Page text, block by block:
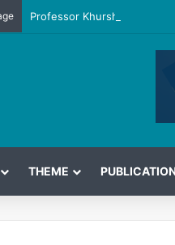
Professor Khurshid’s View
THEME